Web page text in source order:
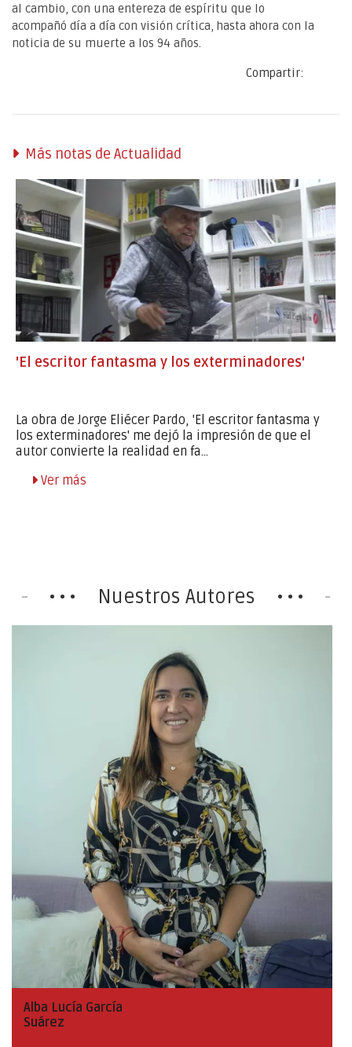
al cambio, con una entereza de espíritu que lo
acompañó día a día con visión crítica, hasta ahora con la
noticia de su muerte a los 94 años.
Compartir:
Más notas de Actualidad
'El escritor fantasma y los exterminadores'
La obra de Jorge Eliécer Pardo, 'El escritor fantasma y
los exterminadores' me dejó la impresión de que el
autor convierte la realidad en fa...
Ver más
Nuestros Autores
Alba Lucía García
Suárez